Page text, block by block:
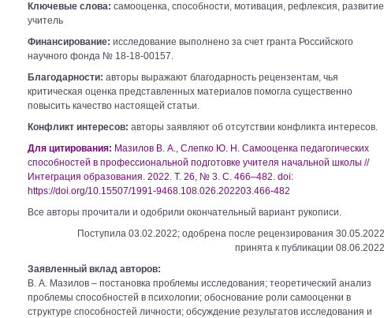
Ключевые слова: самооценка, способности, мотивация, рефлексия,
учитель
Финансирование: исследование выполнено за счет гранта Российского
научного фонда № 18-18-00157.
Благодарности: авторы выражают благодарность рецензентам, чья
критическая оценка представленных материалов помогла существенно
повысить качество настоящей статьи.
Конфликт интересов: авторы заявляют об отсутствии конфликта интересов.
Для цитирования: Мазилов В. А., Слепко Ю. Н. Самооценка педагогических
способностей в профессиональной подготовке учителя начальной школы //
Интеграция образования. 2022. Т. 26, № 3. С. 466–482. doi:
https://doi.org/10.15507/1991-9468.108.026.202203.466-482
Все авторы прочитали и одобрили окончательный вариант рукописи.
Поступила 03.02.2022; одобрена после рецензирования
принята к публикации
Заявленный вклад авторов:
В. А. Мазилов – постановка проблемы исследования; теоретический анализ
проблемы способностей в психологии; обоснование роли самооценки в
структуре способностей личности; обсуждение результатов исследования и